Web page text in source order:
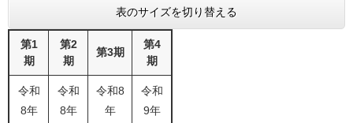
表のサイズを切り替える
第1
期
第2
期
第3期
第4
期
令和
8年
令和
8年
令和8
年
令和
9年